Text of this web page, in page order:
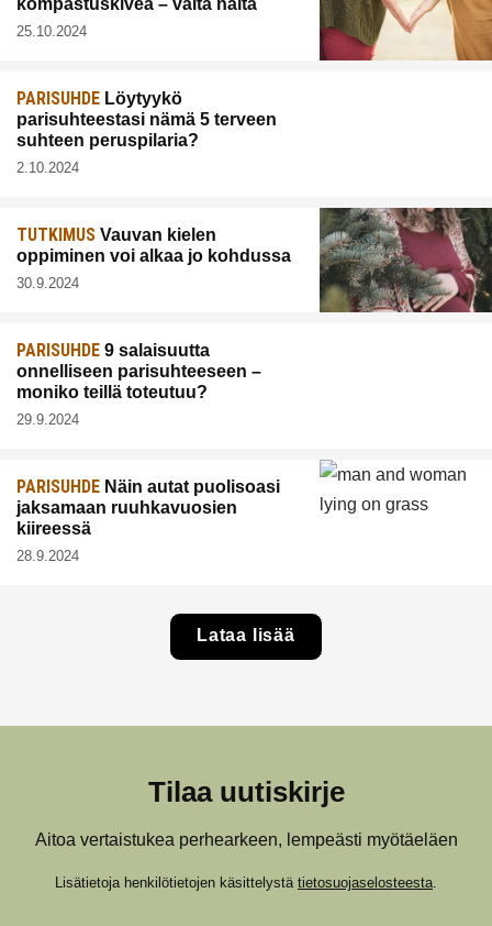
25.10.2024
PARISUHDE Löytyykö
parisuhteestasi nämä 5 terveen
suhteen peruspilaria?
2.10.2024
TUTKIMUS Vauvan kielen
oppiminen voi alkaa jo kohdussa
30.9.2024
PARISUHDE 9 salaisuutta
onnelliseen parisuhteeseen –
moniko teillä toteutuu?
29.9.2024
PARISUHDE Näin autat puolisoasi
jaksamaan ruuhkavuosien
kiireessä
28.9.2024
Lataa lisää
Tilaa uutiskirje
Aitoa vertaistukea perhearkeen, lempeästi myötäeläen
Lisätietoja henkilötietojen käsittelystä tietosuojaselosteesta.